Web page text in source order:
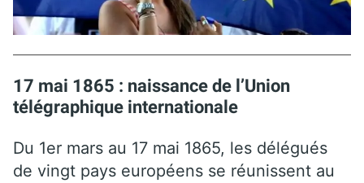
17 mai 1865 : naissance de l’Union
télégraphique internationale
Du 1er mars au 17 mai 1865, les délégués
de vingt pays européens se réunissent au